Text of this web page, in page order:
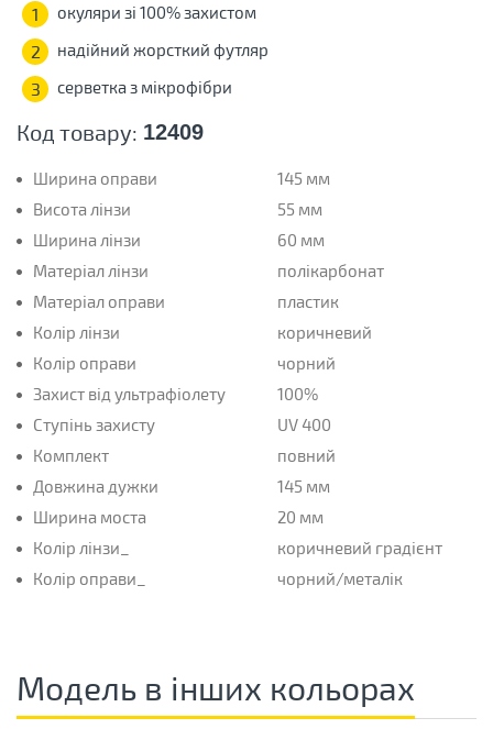
Код товару: 12409
Ширина оправи
145 мм
Висота лінзи
55 мм
Ширина лінзи
60 мм
Матеріал лінзи
полікарбонат
Матеріал оправи
пластик
Колір лінзи
коричневий
Колір оправи
чорний
Захист від ультрафіолету
100%
Ступінь захисту
UV 400
Комплект
повний
Довжина дужки
145 мм
Ширина моста
20 мм
Колір лінзи_
коричневий градієнт
Колір оправи_
чорний/металік
1 окуляри зі 100% захистом
2 надійний жорсткий футляр
3 серветка з мікрофібри
Модель в інших кольорах